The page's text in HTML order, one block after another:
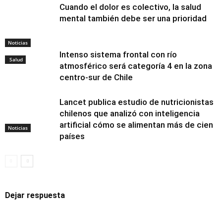
Noticias
Salud
Cuando el dolor es colectivo, la salud
mental también debe ser una prioridad
Noticias
Intenso sistema frontal con río
atmosférico será categoría 4 en la zona
centro-sur de Chile
Lancet publica estudio de nutricionistas
chilenos que analizó con inteligencia
artificial cómo se alimentan más de cien
países
Dejar respuesta